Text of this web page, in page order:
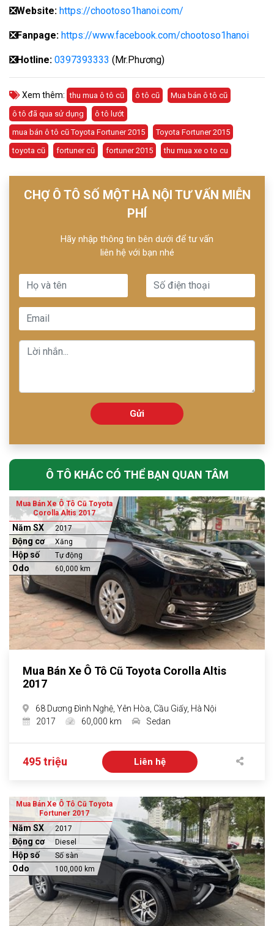
❎Website: https://chootoso1hanoi.com/
❎Fanpage: https://www.facebook.com/chootoso1hanoi
❎Hotline: 0397393333 (Mr.Phương)
Xem thêm: thu mua ô tô cũ ô tô cũ
Mua bán ô tô cũ
ô tô đã qua sử dụng
ô tô lướt
mua bán ô tô cũ Toyota Fortuner 2015
Toyota Fortuner 2015
toyota cũ
fortuner cũ fortuner 2015 thu mua xe o to cu
CHỢ Ô TÔ SỐ MỘT HÀ NỘI TƯ VẤN MIỄN
PHÍ
Hãy nhập thông tin bên dưới để tư vấn
liên hệ với bạn nhé
Gửi
Ô TÔ KHÁC CÓ THỂ BẠN QUAN TÂM
Mua Bán Xe Ô Tô Cũ Toyota
Corolla Altis 2017
Năm SX 2017
Động cơ Xăng
Hộp số Tự động
Odo 60,000 km
Mua Bán Xe Ô Tô Cũ Toyota Corolla Altis
2017
68 Dương Đình Nghệ, Yên Hòa, Cầu Giấy, Hà Nội
2017
60,000 km Sedan
495 triệu Liên hệ
Mua Bán Xe Ô Tô Cũ Toyota
Fortuner 2017
Năm SX 2017
Động cơ Diesel
Hộp số Số sàn
Odo 100,000 km